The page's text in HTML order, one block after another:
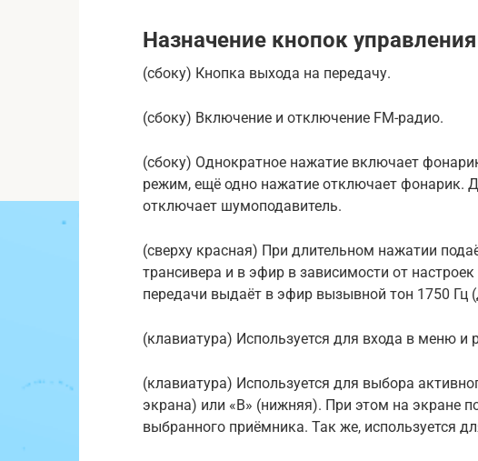
Назначение кнопок управления
(сбоку) Кнопка выхода на передачу.
(сбоку) Включение и отключение FM-радио.
(сбоку) Однократное нажатие включает
режим, ещё одно нажатие отключает фонарик.
отключает шумоподавитель.
(сверху красная) При длительном нажатии
трансивера и в эфир в зависимости от
передачи выдаёт в эфир вызывной тон 1750 Гц
(клавиатура) Используется для входа в меню и
(клавиатура) Используется для выбора
экрана) или «B» (нижняя). При этом на экране
выбранного приёмника. Так же, используется